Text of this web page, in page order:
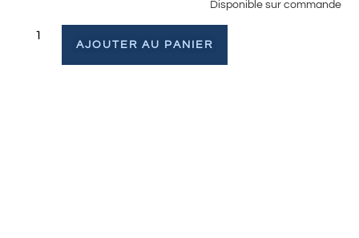
Disponible sur commande
AJOUTER AU PANIER